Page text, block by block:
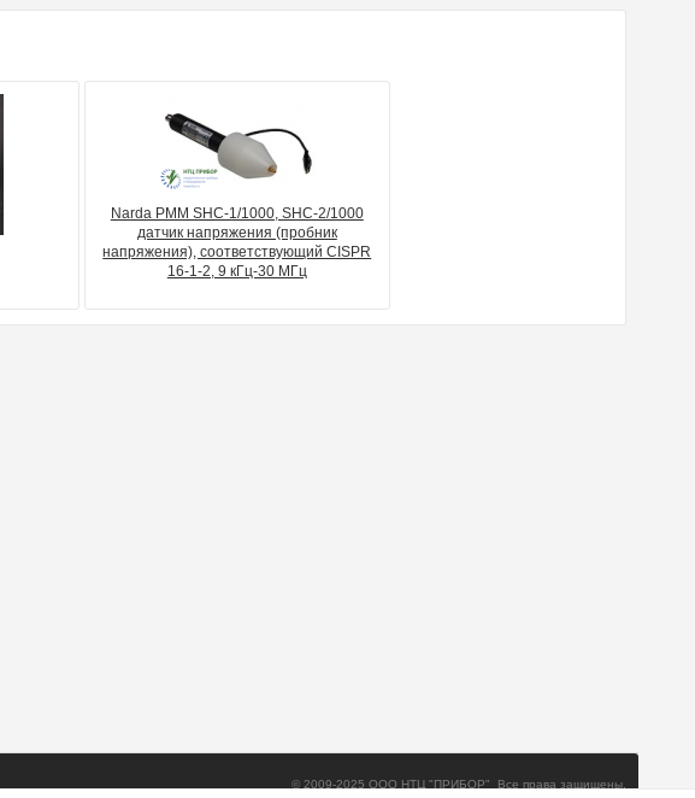
Narda PMM SHC-1/1000, SHC-2/1000
датчик напряжения (пробник
напряжения), соответствующий CISPR
16-1-2, 9 кГц-30 МГц
© 2009-2025 ООО НТЦ "ПРИБОР" Все права защищены.